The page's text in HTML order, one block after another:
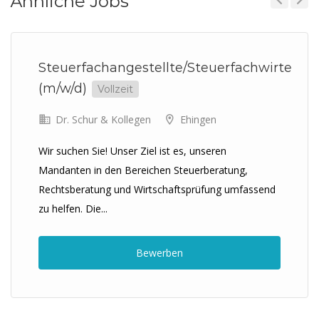
Steuerfachangestellte/Steuerfachwirte
(m/w/d)
Vollzeit
Dr. Schur & Kollegen Ehingen
Wir suchen Sie! Unser Ziel ist es, unseren
Mandanten in den Bereichen Steuerberatung,
Rechtsberatung und Wirtschaftsprüfung umfassend
zu helfen. Die...
Bewerben